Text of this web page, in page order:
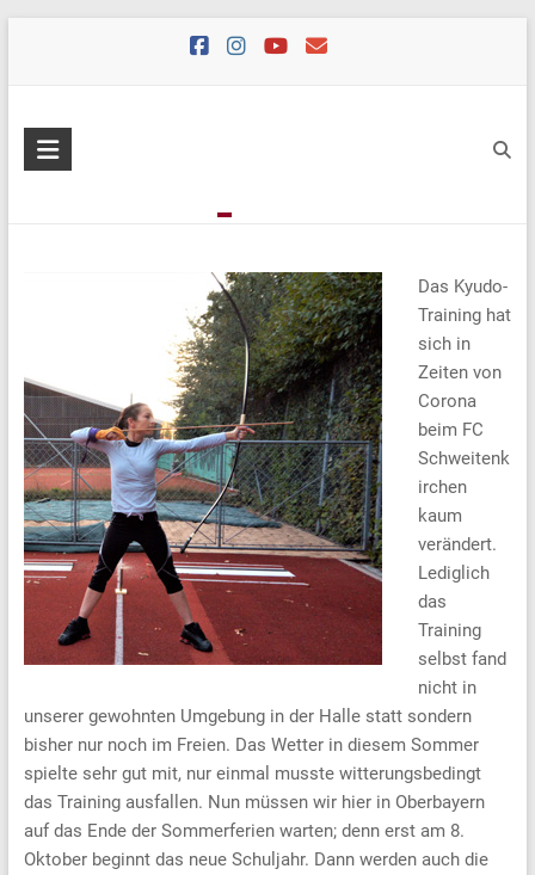
Das Kyudo-
Training hat
sich in
Zeiten von
Corona
beim FC
Schweitenk
irchen
kaum
verändert.
Lediglich
das
Training
selbst fand
nicht in
unserer gewohnten Umgebung in der Halle statt sondern
bisher nur noch im Freien. Das Wetter in diesem Sommer
spielte sehr gut mit, nur einmal musste witterungsbedingt
das Training ausfallen. Nun müssen wir hier in Oberbayern
auf das Ende der Sommerferien warten; denn erst am 8.
Oktober beginnt das neue Schuljahr. Dann werden auch die